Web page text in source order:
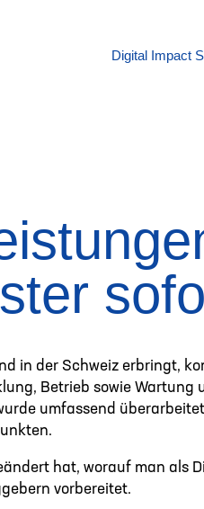
Digital Impact
in der Schweiz erbringt,
Betrieb sowie Wartung
umfassend
hat, worauf man
vorbereitet.